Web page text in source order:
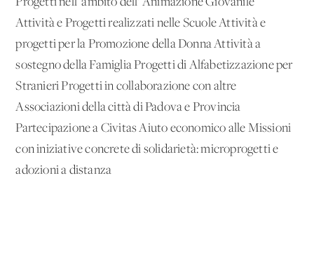
Attività e Progetti realizzati nelle Scuole Attività e
progetti per la Promozione della Donna Attività a
sostegno della Famiglia Progetti di Alfabetizzazione per
Stranieri Progetti in collaborazione con altre
Associazioni della città di Padova e Provincia
Partecipazione a Civitas Aiuto economico alle Missioni
con iniziative concrete di solidarietà: microprogetti e
adozioni a distanza